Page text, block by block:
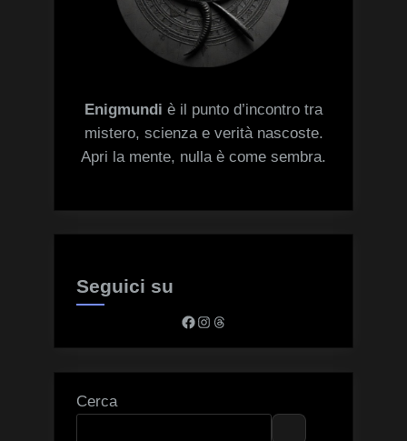
Enigmundi è il punto d’incontro tra
mistero, scienza e verità nascoste.
Apri la mente, nulla è come sembra.
Seguici su
Facebook
Instagram
Threads
Cerca